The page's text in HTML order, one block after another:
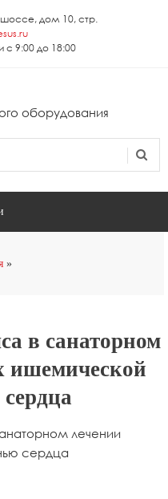
дом 10, стр.
с 9:00 до 18:00
оборудования
в санаторном
ишемической
лечении
сердца